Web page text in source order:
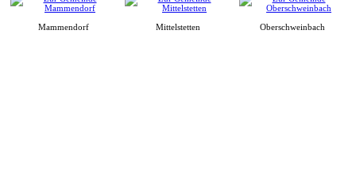
Mammendorf Mittelstetten Oberschweinbach